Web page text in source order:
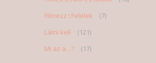
Filmezz ! Felelek
(7)
Látni kell
(121)
Mi az a…?
(17)